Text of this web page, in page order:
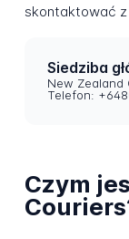
skontaktować z
Siedziba
New Zealand
Telefon:
Czym